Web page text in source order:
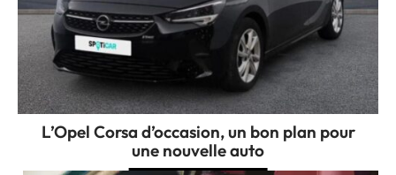
L’Opel Corsa d’occasion, un bon plan pour
une nouvelle auto